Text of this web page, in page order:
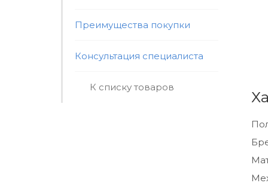
Преимущества покупки
Консультация специалиста
К списку товаров